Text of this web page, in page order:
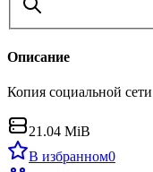
Описание
Копия социальной
21.04 MiB
В избранном0